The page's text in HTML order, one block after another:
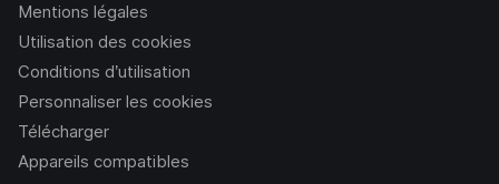
Mentions légales
Utilisation des cookies
Conditions d’utilisation
Personnaliser les cookies
Télécharger
Appareils compatibles